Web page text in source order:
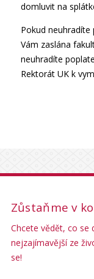
domluvit na
Pokud
Vám zaslána
neuhradíte
Rektorát UK k
Zůstaňme v
Chcete vědět, co se
nejzajímavější ze
se!